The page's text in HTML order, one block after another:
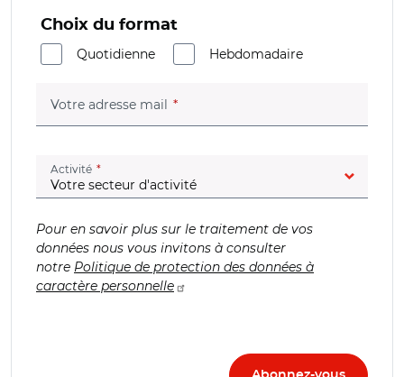
Choix du format
Quotidienne
Hebdomadaire
Votre adresse mail (champ obligatoire)
Activité (champ obligatoire)
Pour en savoir plus sur le traitement de vos
données nous vous invitons à consulter
notre Politique de protection des données à
caractère personnelle